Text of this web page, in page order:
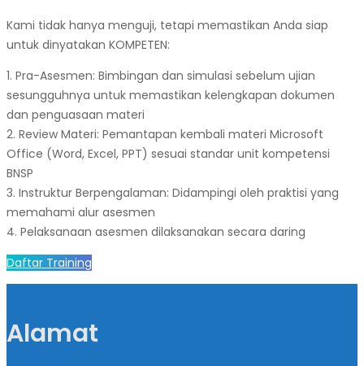
Kami tidak hanya menguji, tetapi memastikan Anda siap
untuk dinyatakan KOMPETEN:
1. Pra-Asesmen: Bimbingan dan simulasi sebelum ujian
sesungguhnya untuk memastikan kelengkapan dokumen
dan penguasaan materi
2. Review Materi: Pemantapan kembali materi Microsoft
Office (Word, Excel, PPT) sesuai standar unit kompetensi
BNSP
3. Instruktur Berpengalaman: Didampingi oleh praktisi yang
memahami alur asesmen
4. Pelaksanaan asesmen dilaksanakan secara daring
Daftar Training
Alamat